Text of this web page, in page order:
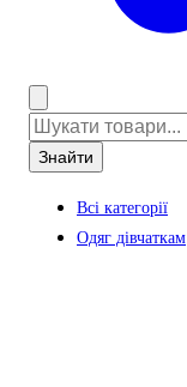
Знайти
Всі категорії
Одяг дівчаткам